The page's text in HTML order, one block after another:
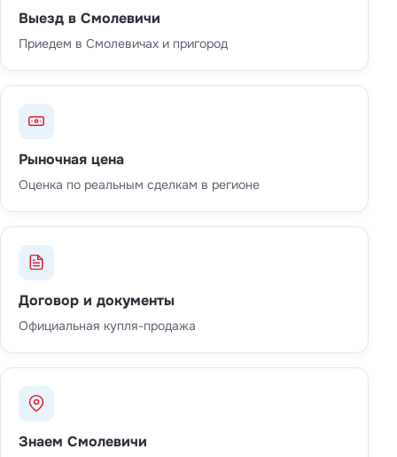
Выезд в Смолевичи
Приедем в Смолевичах и пригород
Рыночная цена
Оценка по реальным сделкам в регионе
Договор и документы
Официальная купля-продажа
Знаем Смолевичи